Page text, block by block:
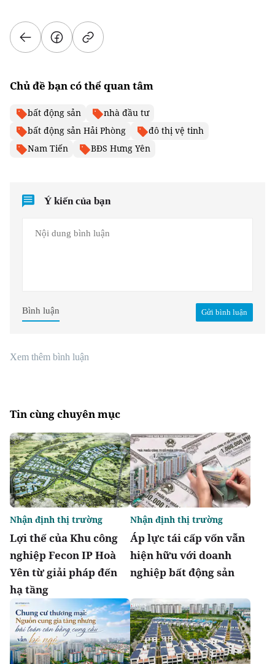
Chủ đề bạn có thể quan tâm
bất động sản
nhà đầu tư
bất động sản Hải Phòng
đô thị vệ tinh
Nam Tiến
BĐS Hưng Yên
Ý kiến của bạn
Gửi bình luận
Bình luận
Xem thêm bình luận
Tin cùng chuyên mục
Lợi thế của Khu công
nghiệp Fecon IP Hoà
Yên từ giải pháp đến
hạ tầng
Nhận định thị trường
Áp lực tái cấp vốn vẫn
hiện hữu với doanh
nghiệp bất động sản
Nhận định thị trường